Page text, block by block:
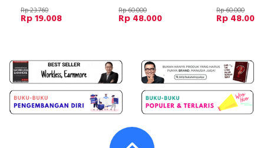
Rp 23.760
Rp 19.008
Rp 60.000
Rp 48.000
Rp 60.000
Rp 48.000